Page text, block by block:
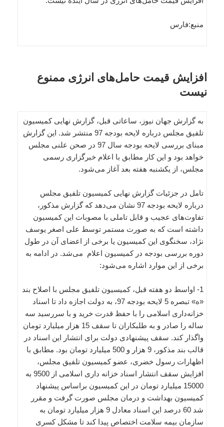
منبع:فارس
افزایش قیمت حامل‌های انرژی ممنوع
نیست
به گزارش جهان نیوز، ساعاتی قبل، گزارش نهایی کمیسیون
تلفیق مجلس درباره لایحه بودجه 97 منتشر شد. این گزارش
مبنای بررسی لایحه بودجه سال 97 در صحن علنی مجلس
خواهد بود و این کار مطابق با اعلام خبرگزاری رسمی
مجلس، از یکشنبه هفته بعد آغاز می‌شود.
تامل در جزئیات گزارش نهایی کمیسیون تلفیق مجلس
درباره لایحه بودجه 97 نشان می‌دهد که گزارش مذکور،
تفاوت‌های عجیب و قابل تاملی با مصوبات این کمیسیون
داشته است که به صورت مستمر توسط علی اصغر یوسف
نژاد، سخنگوی این کمیسیون یا برخی از اعضای آن در طول
دوره بررسی بودجه در کمیسیون اعلام می‌شد. در ادامه به
برخی از این موارد اشاره می‌شود:
1- اواسط دو هفته قبل، کمیسیون تلفیق مجلس با اصلاح بند
«ه» تبصره 5 لایحه بودجه 97، به دولت اجازه داد تا اسناد
خزانه‌داری اسلامی را با حفظ قدرت خرید و با سررسید سه
ساله را صادر و به طلبکاران تا سقف 15 هزار میلیارد تومان
واگذار کند. سقف پیشنهادی دولت برای انتشار این اسناد در
قالب بند مذکور، 9 هزار و 500 میلیارد تومان بود. مطابق با
اظهارات رسول خضری، عضو کمیسیون تلفیق مجلس،
افزایش سقف انتشار اسناد خزانه داری اسلامی از 9500 به
15000 میلیارد تومان در این کمیسیون براساس پیشنهاد
کمیسیون بهداشت و درمان مجلس صورت گرفت و مقرر
شد 60 درصد این اسناد معادل 9 هزار میلیارد تومان به
سازمان بیمه سلامت اختصاص پیدا کند تا مشکل کسری